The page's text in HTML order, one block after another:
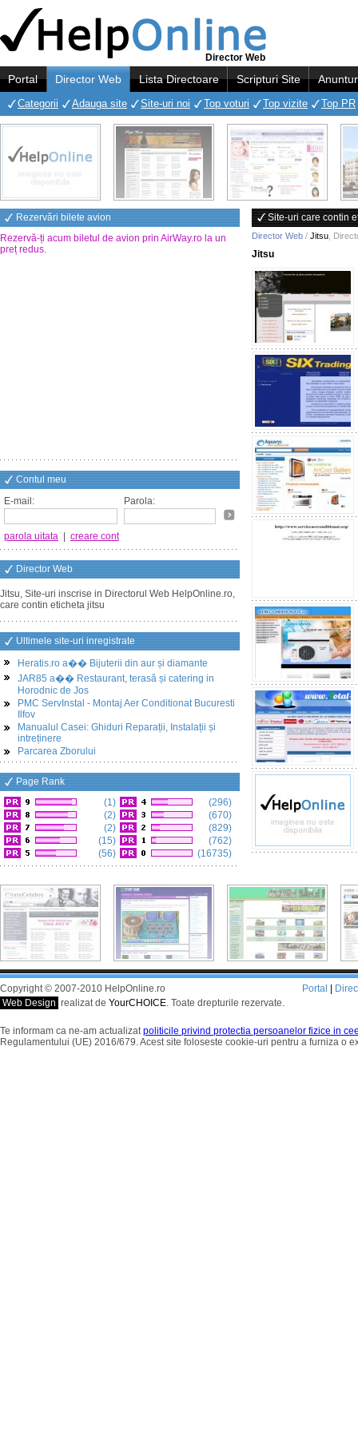
Director Web
Portal Director Web Lista Directoare Scripturi Site
Categorii Adauga site Site-uri noi Top voturi Top vizite Top PR
Rezervări bilete avion
Rezervă-ți acum biletul de avion prin AirWay.ro la un
preț redus.
Contul meu
E-mail:
Parola:
parola uitata creare cont
Director Web
Jitsu, Site-uri inscrise in Directorul Web HelpOnline.ro,
care contin eticheta jitsu
Ultimele site-uri inregistrate
Heratis.ro a�� Bijuterii din aur și diamante
JAR85 a�� Restaurant, terasă și catering in
Horodnic de Jos
PMC ServInstal - Montaj Aer Conditionat Bucuresti
Ilfov
Manualul Casei: Ghiduri Reparații, Instalații și
intreținere
Parcarea Zborului
Page Rank
(1)
(2)
(2)
(15)
(56)
(296)
(670)
(829)
(762)
(16735)
Site-uri care contin
Director Web / Jitsu
Jitsu
Copyright © 2007-2010 HelpOnline.ro
Web Design realizat de YourCHOICE. Toate drepturile rezervate.
Portal
Te informam ca ne-am actualizatpoliticile privind protectia persoanelor fizice in
Regulamentului (UE) 2016/679. Acest site foloseste cookie-uri pentru a furniza o